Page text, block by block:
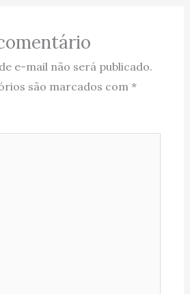
e-mail não será publicado.
são marcados com *